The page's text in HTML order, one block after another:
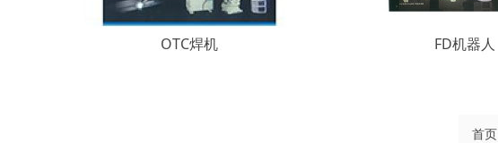
OTC焊机 FD机器人
首页